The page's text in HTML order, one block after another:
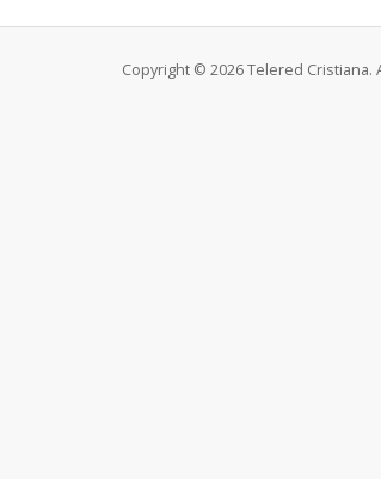
Copyright © 2026 Telered Cristiana.